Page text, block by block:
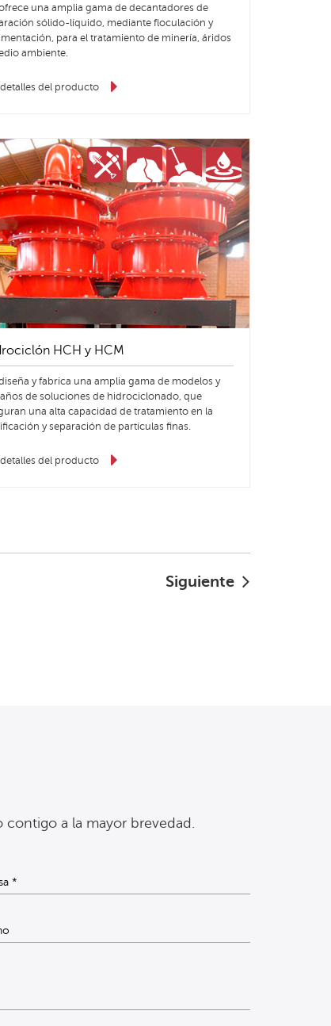
una amplia gama de decantadores de
sólido-líquido, mediante floculación y
para el tratamiento de minería, áridos
ambiente.
del producto
HCH y HCM
y fabrica una amplia gama de modelos y
de soluciones de hidrociclonado, que
una alta capacidad de tratamiento en la
y separación de partículas finas.
del producto
Siguiente
a la mayor brevedad.